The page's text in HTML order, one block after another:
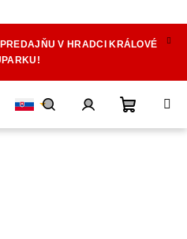
V HRADCI KRÁLOVÉ
HľadaťPrihlásenie